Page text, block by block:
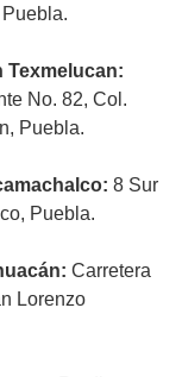
Texmelucan:
No. 82, Col.
Puebla.
8 Sur
Puebla.
Carretera
Lorenzo